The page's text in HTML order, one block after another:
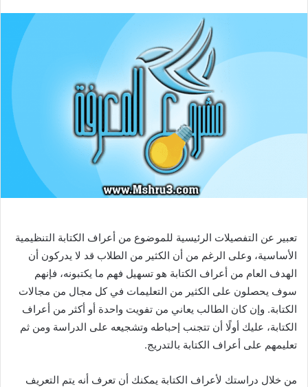
تعبير عن التفصيلات الرئيسية للموضوع من أعراف الكتابة التنظيمية
الأساسية، وعلى الرغم من أن الكثير من الطلاب قد لا يدركون أن
الهدف العام من أعراف الكتابة هو تسهيل فهم ما يكتبونه، فإنهم
سوف يحصلون على الكثير من التعليمات في كل مجال من مجالات
الكتابة. وإن كان الطالب يعاني من تفويت واحدة أو أكثر من أعراف
الكتابة، عليك أولًا أن تتجنب إحباطه وتشجيعه على الدراسة ومن ثم
تعليمهم على أعراف الكتابة بالتدريج.
من خلال دراستك لأعراف الكتابة يمكنك أن تعرف أنه يتم التعريف